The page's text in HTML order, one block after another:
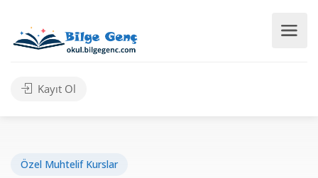
Kayıt Ol
Özel Muhtelif Kurslar